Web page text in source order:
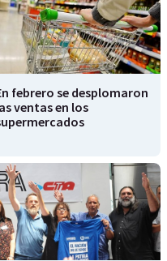
febrero se desplomaron
ventas en los